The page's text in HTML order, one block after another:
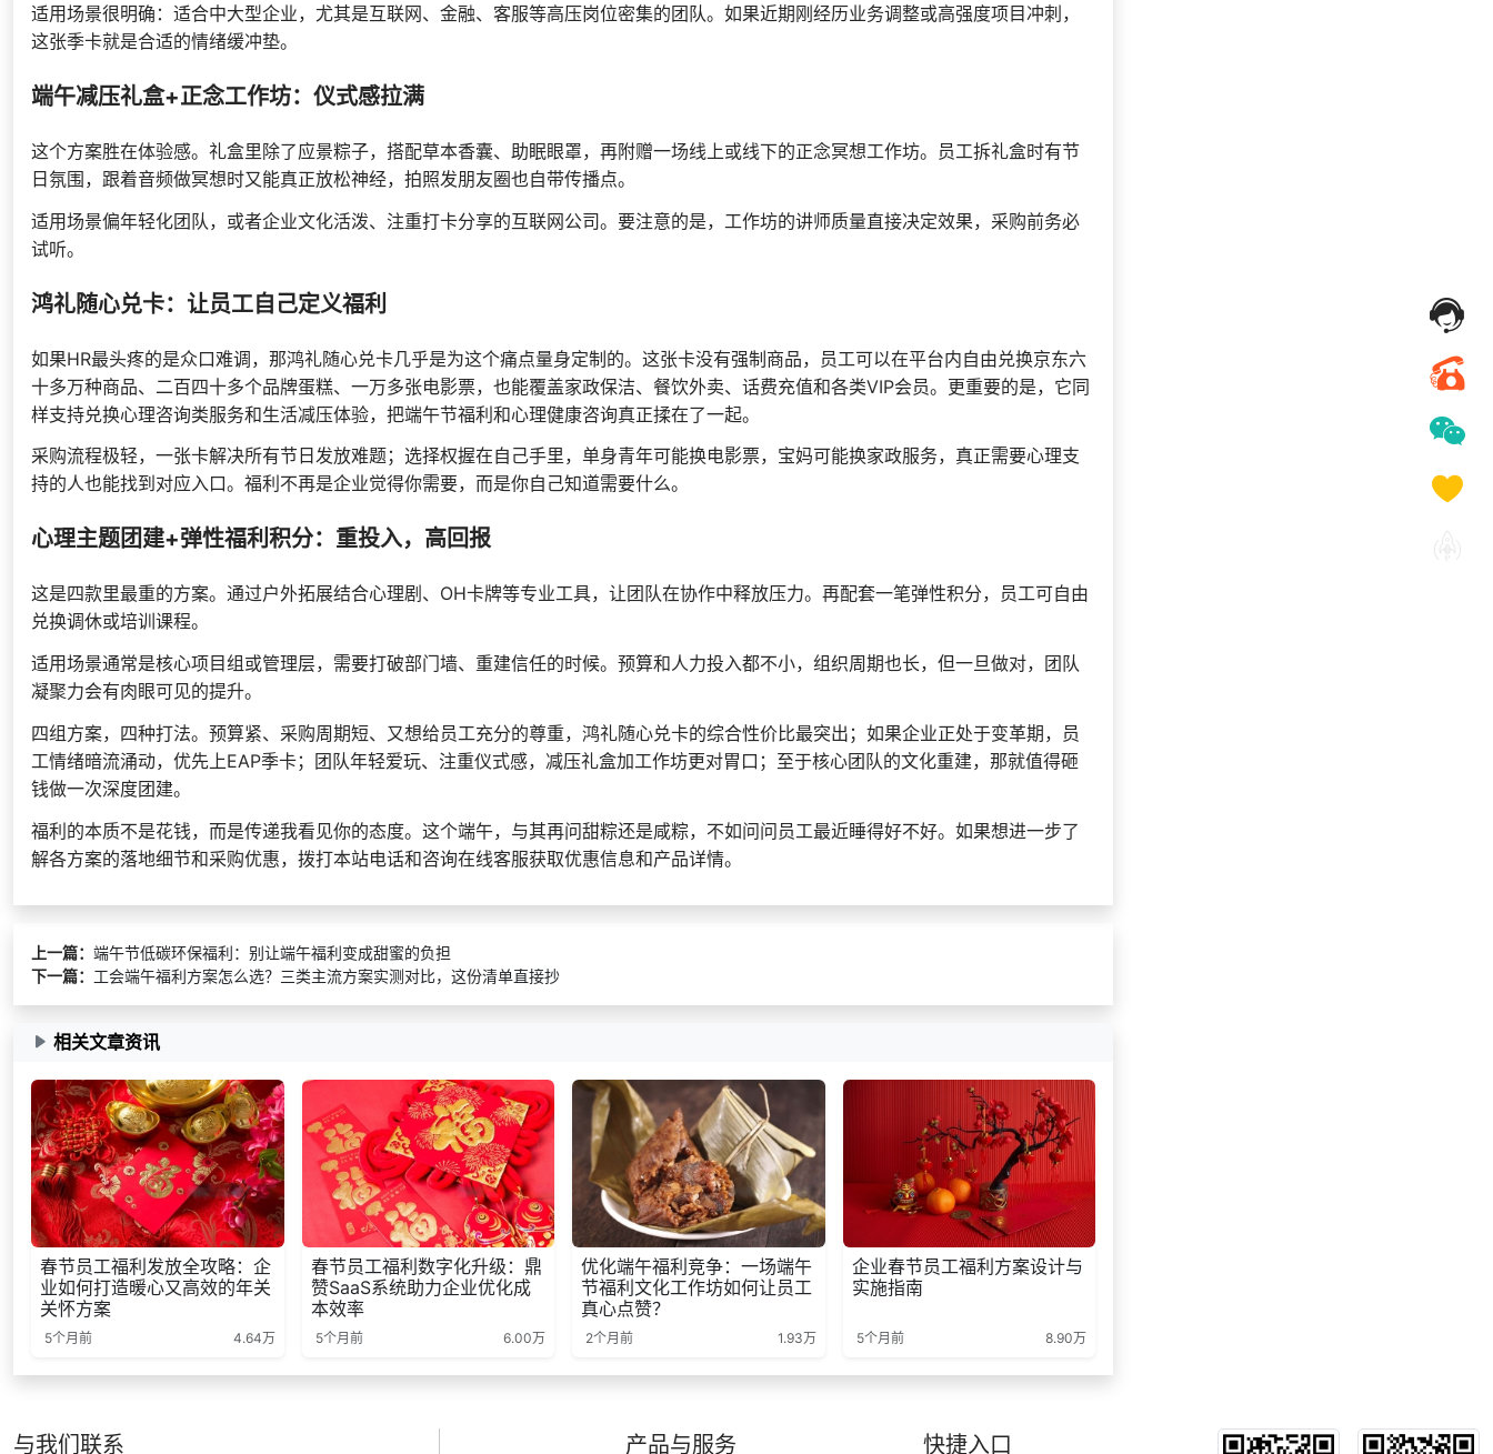
适用场景很明确：适合中大型企业，尤其是互联网、金融、客服等高压岗位密集的团队。如果近期刚经历业务调整或高强度项目冲刺，
这张季卡就是合适的情绪缓冲垫。
端午减压礼盒+正念工作坊：仪式感拉满
这个方案胜在体验感。礼盒里除了应景粽子，搭配草本香囊、助眠眼罩，再附赠一场线上或线下的正念冥想工作坊。员工拆礼盒时有节
日氛围，跟着音频做冥想时又能真正放松神经，拍照发朋友圈也自带传播点。
适用场景偏年轻化团队，或者企业文化活泼、注重打卡分享的互联网公司。要注意的是，工作坊的讲师质量直接决定效果，采购前务必
试听。
鸿礼随心兑卡：让员工自己定义福利
如果HR最头疼的是众口难调，那鸿礼随心兑卡几乎是为这个痛点量身定制的。这张卡没有强制商品，员工可以在平台内自由兑换京东六
十多万种商品、二百四十多个品牌蛋糕、一万多张电影票，也能覆盖家政保洁、餐饮外卖、话费充值和各类VIP会员。更重要的是，它同
样支持兑换心理咨询类服务和生活减压体验，把端午节福利和心理健康咨询真正揉在了一起。
采购流程极轻，一张卡解决所有节日发放难题；选择权握在自己手里，单身青年可能换电影票，宝妈可能换家政服务，真正需要心理支
持的人也能找到对应入口。福利不再是企业觉得你需要，而是你自己知道需要什么。
心理主题团建+弹性福利积分：重投入，高回报
这是四款里最重的方案。通过户外拓展结合心理剧、OH卡牌等专业工具，让团队在协作中释放压力。再配套一笔弹性积分，员工可自由
兑换调休或培训课程。
适用场景通常是核心项目组或管理层，需要打破部门墙、重建信任的时候。预算和人力投入都不小，组织周期也长，但一旦做对，团队
凝聚力会有肉眼可见的提升。
四组方案，四种打法。预算紧、采购周期短、又想给员工充分的尊重，鸿礼随心兑卡的综合性价比最突出；如果企业正处于变革期，员
工情绪暗流涌动，优先上EAP季卡；团队年轻爱玩、注重仪式感，减压礼盒加工作坊更对胃口；至于核心团队的文化重建，那就值得砸
钱做一次深度团建。
福利的本质不是花钱，而是传递我看见你的态度。这个端午，与其再问甜粽还是咸粽，不如问问员工最近睡得好不好。如果想进一步了
解各方案的落地细节和采购优惠，拨打本站电话和咨询在线客服获取优惠信息和产品详情。
上一篇： 端午节低碳环保福利：别让端午福利变成甜蜜的负担
下一篇： 工会端午福利方案怎么选？三类主流方案实测对比，这份清单直接抄
相关文章资讯
春节员工福利发放全攻略：企
业如何打造暖心又高效的年关
关怀方案
5个月前 4.64万
春节员工福利数字化升级：鼎
赞SaaS系统助力企业优化成
本效率
5个月前 6.00万
优化端午福利竞争：一场端午
节福利文化工作坊如何让员工
真心点赞？
2个月前 1.93万
企业春节员工福利方案设计与
实施指南
5个月前 8.90万
与我们联系 产品与服务 快捷入口